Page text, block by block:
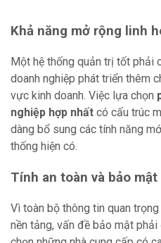
Khả năng mở rộng linh
Một hệ thống quản trị tốt phải
doanh nghiệp phát triển thêm
vực kinh doanh. Việc lựa chọn
nghiệp hợp nhất có cấu trúc
dàng bổ sung các tính năng
thống hiện có.
Tính an toàn và bảo
Vì toàn bộ thông tin quan
nền tảng, vấn đề bảo mật